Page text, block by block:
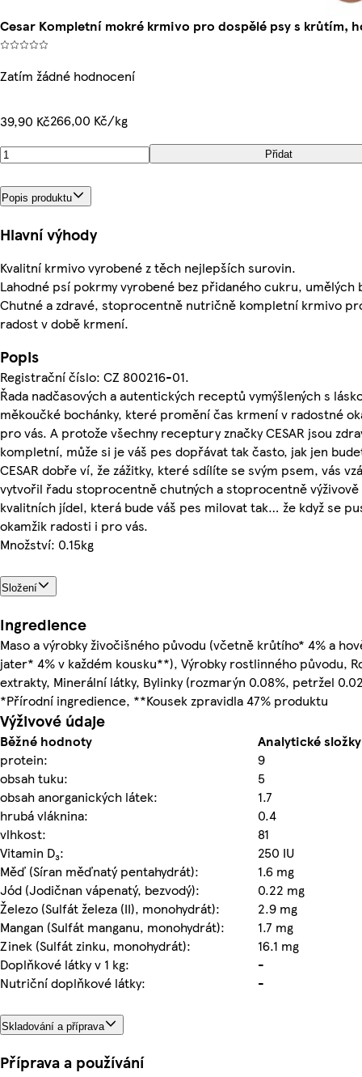
Cesar Kompletní mokré krmivo pro dospělé psy s krůtím,
Zatím žádné hodnocení
39,90 Kč266,00 Kč/kg
Přidat
Popis produktu
Hlavní výhody
Kvalitní krmivo vyrobené z těch nejlepších surovin.
Lahodné psí pokrmy vyrobené bez přidaného cukru, umělých
Chutné a zdravé, stoprocentně nutričně kompletní krmivo
radost v době krmení.
Popis
Registrační číslo: CZ 800216-01.
Řada nadčasových a autentických receptů vymýšlených s
měkoučké bochánky, které promění čas krmení v radostné
pro vás. A protože všechny receptury značky CESAR jsou
kompletní, může si je váš pes dopřávat tak často, jak jen
CESAR dobře ví, že zážitky, které sdílíte se svým psem, vás
vytvořil řadu stoprocentně chutných a stoprocentně
kvalitních jídel, která bude váš pes milovat tak… že když se
okamžik radosti i pro vás.
Množství: 0.15kg
Složení
Ingredience
Maso a výrobky živočišného původu (včetně krůtího* 4% a
jater* 4% v každém kousku**), Výrobky rostlinného původu,
extrakty, Minerální látky, Bylinky (rozmarýn 0.08%, petržel
*Přírodní ingredience, **Kousek zpravidla 47% produktu
Výživové údaje
Běžné hodnoty
Analytické
protein:
9
obsah tuku:
5
obsah anorganických látek:
1.7
hrubá vláknina:
0.4
vlhkost:
81
Vitamin D₃:
250 IU
Měď (Síran měďnatý pentahydrát):
1.6 mg
Jód (Jodičnan vápenatý, bezvodý):
0.22 mg
Železo (Sulfát železa (II), monohydrát):
2.9 mg
Mangan (Sulfát manganu, monohydrát):
1.7 mg
Zinek (Sulfát zinku, monohydrát):
16.1 mg
Doplňkové látky v 1 kg:
-
Nutriční doplňkové látky:
-
Skladování a příprava
Příprava a používání